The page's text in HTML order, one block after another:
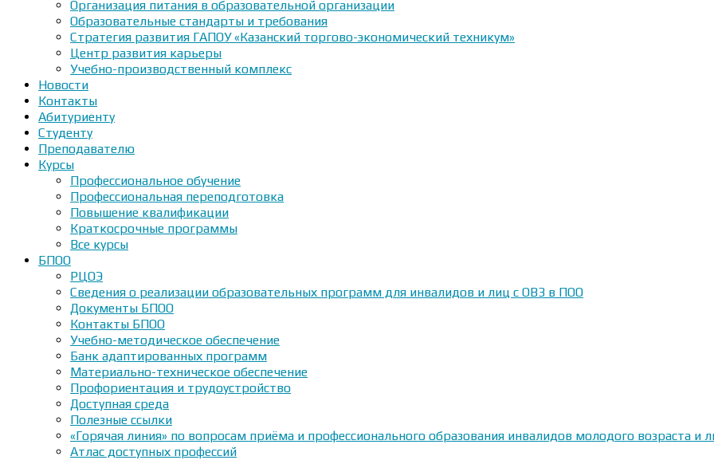
Организация питания в образовательной организации
Образовательные стандарты и требования
Стратегия развития ГАПОУ «Казанский торгово-экономический техникум»
Центр развития карьеры
Учебно-производственный комплекс
Новости
Контакты
Абитуриенту
Студенту
Преподавателю
Курсы
Профессиональное обучение
Профессиональная переподготовка
Повышение квалификации
Краткосрочные программы
Все курсы
БПОО
РЦОЭ
Сведения о реализации образовательных программ для инвалидов и лиц с ОВЗ в ПОО
Документы БПОО
Контакты БПОО
Учебно-методическое обеспечение
Банк адаптированных программ
Материально-техническое обеспечение
Профориентация и трудоустройство
Доступная среда
Полезные ссылки
«Горячая линия» по вопросам приёма и профессионального образования инвалидов молодого возраста
Атлас доступных профессий